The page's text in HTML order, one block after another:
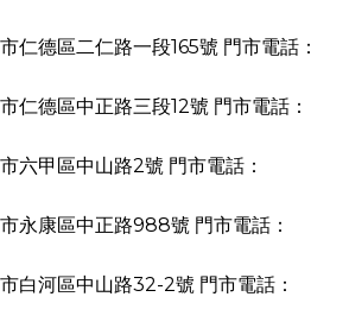
仁德區二仁路一段165號 門市電話：
仁德區中正路三段12號 門市電話：
六甲區中山路2號 門市電話：
永康區中正路988號 門市電話：
白河區中山路32-2號 門市電話：